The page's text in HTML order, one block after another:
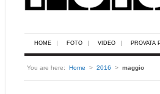
HOME FOTO VIDEO PROVATA
You are here: Home > 2016 > maggio